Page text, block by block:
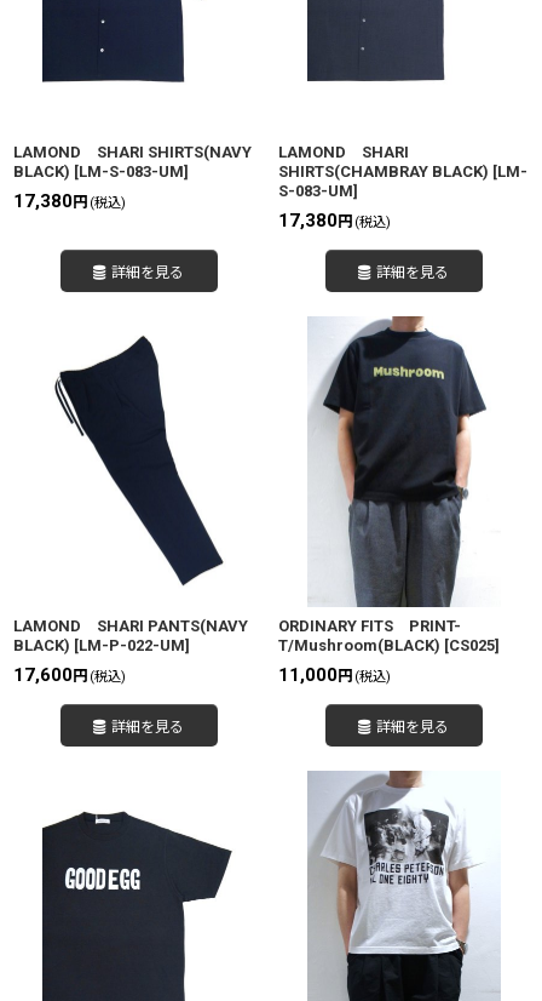
LAMOND SHARI SHIRTS(NAVY
BLACK) [LM-S-083-UM]
17,380円 (税込)
詳細を見る
LAMOND SHARI
SHIRTS(CHAMBRAY BLACK) [LM-
S-083-UM]
17,380円 (税込)
詳細を見る
LAMOND SHARI PANTS(NAVY
BLACK) [LM-P-022-UM]
17,600円 (税込)
詳細を見る
ORDINARY FITS PRINT-
T/Mushroom(BLACK) [CS025]
11,000円 (税込)
詳細を見る